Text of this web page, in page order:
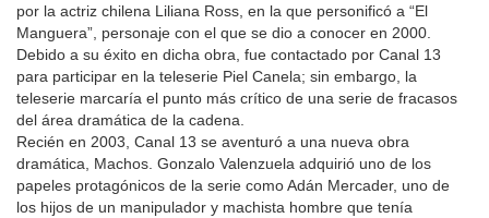
por la actriz chilena Liliana Ross, en la que personificó a “El
Manguera”, personaje con el que se dio a conocer en 2000.
Debido a su éxito en dicha obra, fue contactado por Canal 13
para participar en la teleserie Piel Canela; sin embargo, la
teleserie marcaría el punto más crítico de una serie de fracasos
del área dramática de la cadena.
Recién en 2003, Canal 13 se aventuró a una nueva obra
dramática, Machos. Gonzalo Valenzuela adquirió uno de los
papeles protagónicos de la serie como Adán Mercader, uno de
los hijos de un manipulador y machista hombre que tenía